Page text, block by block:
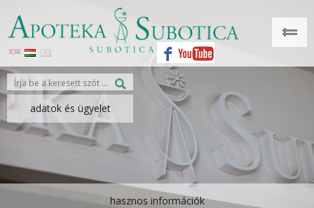
adatok és ügyelet
hasznos információk